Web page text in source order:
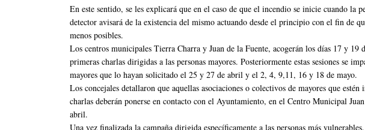
En este sentido, se les explicará que en el caso de que el incendio se inicie cuando la
detector avisará de la existencia del mismo actuando desde el principio con el fin de
menos posibles.
Los centros municipales Tierra Charra y Juan de la Fuente, acogerán los días 17 y 19
primeras charlas dirigidas a las personas mayores. Posteriormente estas sesiones se
mayores que lo hayan solicitado el 25 y 27 de abril y el 2, 4, 9,11, 16 y 18 de mayo.
Los concejales detallaron que aquellas asociaciones o colectivos de mayores que estén
charlas deberán ponerse en contacto con el Ayuntamiento, en el Centro Municipal
abril.
Una vez finalizada la campaña dirigida específicamente a las personas más